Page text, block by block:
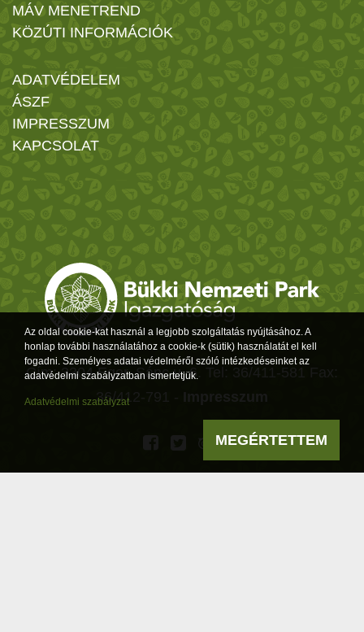
MÁV MENETREND
KÖZÚTI INFORMÁCIÓK
ADATVÉDELEM
ÁSZF
IMPRESSZUM
KAPCSOLAT
Cím: 3304 Eger, Sánc u. 6. Tel: 36/411-581 Fax:
36/412-791 -
Az oldal cookie-kat használ a legjobb szolgáltatás nyújtásához. A
honlap további használatához a cookie-k (sütik) használatát el kell
fogadni. Személyes adatai védelméről szóló intézkedéseinket az
adatvédelmi szabályzatban ismertetjük.
Adatvédelmi szabályzat
MEGÉRTETTEM